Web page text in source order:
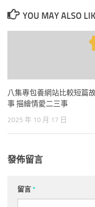
YOU MAY ALSO
八集專包養網站比較短篇
事 描繪情愛二三事
2025 年 10 月 17 日
發佈留言
留言*